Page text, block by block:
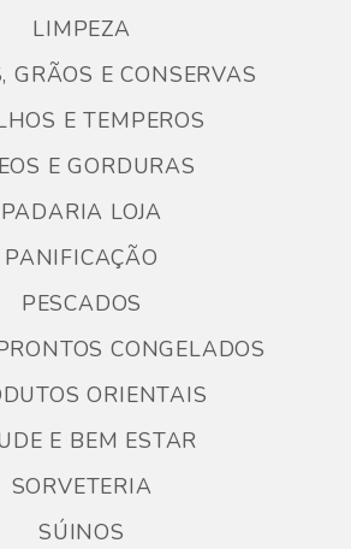
LIMPEZA
GRÃOS E CONSERVAS
E TEMPEROS
E GORDURAS
PADARIA LOJA
PANIFICAÇÃO
PESCADOS
CONGELADOS
ORIENTAIS
E BEM ESTAR
SORVETERIA
SÚINOS